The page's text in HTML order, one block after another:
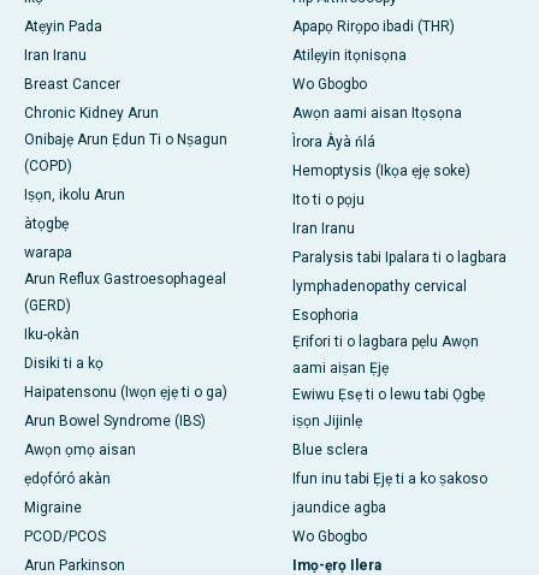
Atẹyin Pada
Iran Iranu
Breast Cancer
Chronic Kidney Arun
Onibajẹ Arun Ẹdun Ti o Nṣagun
(COPD)
Iṣọn, ikolu Arun
àtọgbẹ
warapa
Arun Reflux Gastroesophageal
(GERD)
Iku-ọkàn
Disiki ti a kọ
Haipatensonu (Iwọn ẹjẹ ti o ga)
Arun Bowel Syndrome (IBS)
Awọn ọmọ aisan
ẹdọfóró akàn
Migraine
PCOD/PCOS
Arun Parkinson
Apapọ Rirọpo ibadi (THR)
Atilẹyin itọnisọna
Wo Gbogbo
Awọn aami aisan Itọsọna
Ìrora Àyà ńlá
Hemoptysis (Ikọa ẹjẹ soke)
Ito ti o pọju
Iran Iranu
Paralysis tabi Ipalara ti o lagbara
lymphadenopathy cervical
Esophoria
Ẹrifori ti o lagbara pẹlu Awọn
aami aiṣan Ẹjẹ
Ewiwu Ẹsẹ ti o lewu tabi Ọgbẹ
iṣọn Jijinlẹ
Blue sclera
Ifun inu tabi Ẹjẹ ti a ko ṣakoso
jaundice agba
Wo Gbogbo
Imọ-ẹrọ Ilera